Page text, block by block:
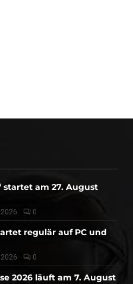
startet am 27. August
0
regulär auf PC und
0
2026 läuft am 7. August